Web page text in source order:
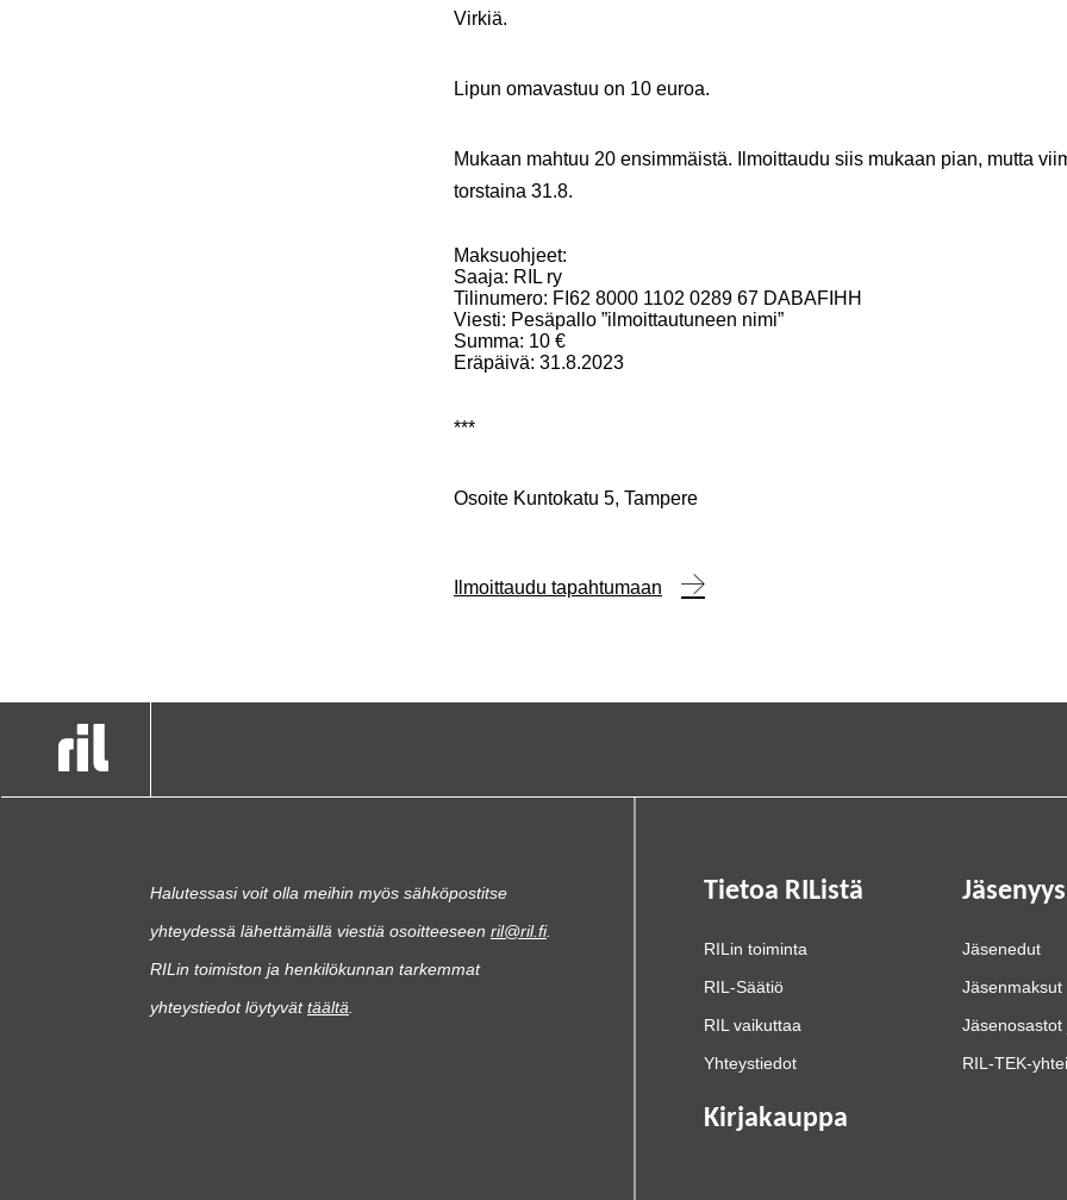
Virkiä.
Lipun omavastuu on 10 euroa.
Mukaan mahtuu 20 ensimmäistä. Ilmoittaudu siis mukaan pian, mutta
torstaina 31.8.
Maksuohjeet:
Saaja: RIL ry
Tilinumero: FI62 8000 1102 0289 67 DABAFIHH
Viesti: Pesäpallo ”ilmoittautuneen nimi”
Summa: 10 €
Eräpäivä: 31.8.2023
***
Osoite Kuntokatu 5, Tampere
Ilmoittaudu tapahtumaan
Halutessasi voit olla meihin myös sähköpostitse
yhteydessä lähettämällä viestiä osoitteeseen ril@ril.fi.
RILin toimiston ja henkilökunnan tarkemmat
yhteystiedot löytyvättäältä
Tietoa RIListä
RILin toiminta
RIL-Säätiö
RIL vaikuttaa
Yhteystiedot
Jäsenyys
Jäsenedut
Jäsenmaksut
RIL-TEK-
Kirjakauppa